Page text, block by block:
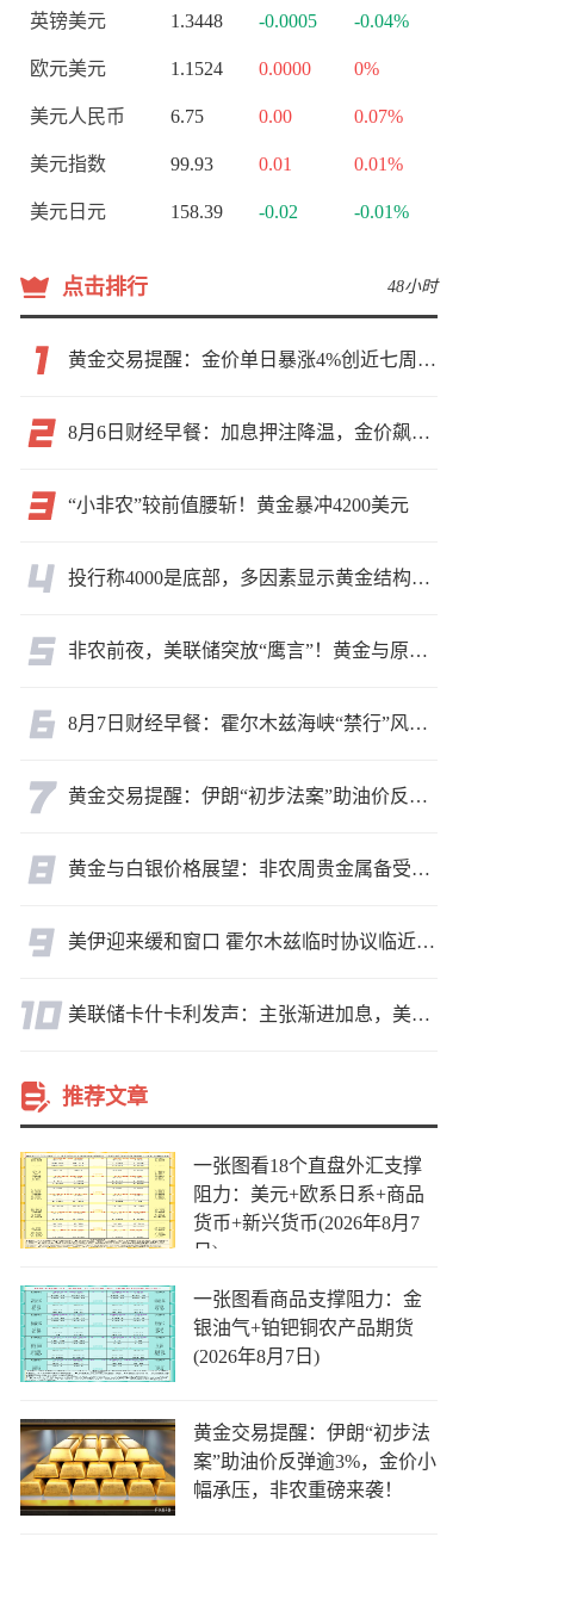
英镑美元 1.3448 -0.0005 -0.04%
欧元美元 1.1524 0.0000 0%
美元人民币 6.75 0.00 0.07%
美元指数 99.93 0.01 0.01%
美元日元 158.39 -0.02 -0.01%
点击排行 48小时
黄金交易提醒：金价单日暴涨4%创近七周新高，加息预期降温叠加霍尔木兹“暂停信号”，牛市重启了？
8月6日财经早餐：加息押注降温，金价飙升至近两个月高位，地缘缓和预期，美油75关口拉锯
“小非农”较前值腰斩！黄金暴冲4200美元
投行称4000是底部，多因素显示黄金结构性机会显现
非农前夜，美联储突放“鹰言”！黄金与原油为何联手反攻？
8月7日财经早餐：霍尔木兹海峡“禁行”风波再起，油价急涨金价承压，非农夜市场博弈加剧
黄金交易提醒：伊朗“初步法案”助油价反弹逾3%，金价小幅承压，非农重磅来袭！
黄金与白银价格展望：非农周贵金属备受关注，黄金测试关键突破位
美伊迎来缓和窗口 霍尔木兹临时协议临近落地
美联储卡什卡利发声：主张渐进加息，美联储内部政策分歧
推荐文章
一张图看18个直盘外汇支撑
阻力：美元+欧系日系+商品
货币+新兴货币(2026年8月7
日)
一张图看商品支撑阻力：金
银油气+铂钯铜农产品期货
(2026年8月7日)
黄金交易提醒：伊朗“初步法
案”助油价反弹逾3%，金价小
幅承压，非农重磅来袭！